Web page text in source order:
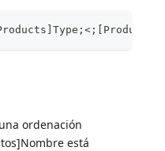
ordenación
está